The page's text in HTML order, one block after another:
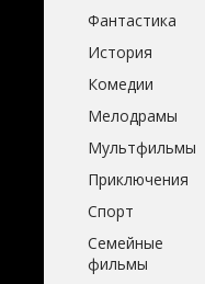
Фантастика
История
Комедии
Мелодрамы
Мультфильмы
Приключения
Спорт
Семейные
фильмы